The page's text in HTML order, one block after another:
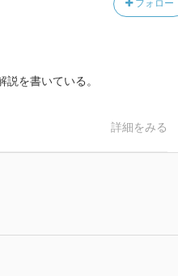
フォロー
を書いている。
詳細をみる